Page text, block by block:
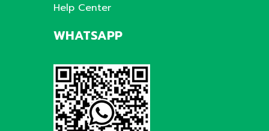
Help Center
WHATSAPP